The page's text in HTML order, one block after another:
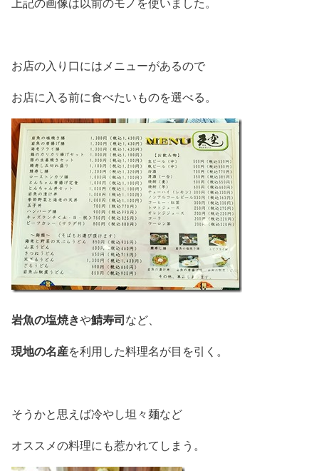
お店の入り口にはメニューがあるので
お店に入る前に食べたいものを選べる。
岩魚の塩焼きや鯖寿司など、
現地の名産を利用した料理名が目を引く。
そうかと思えば冷やし坦々麺など
オススメの料理にも惹かれてしまう。